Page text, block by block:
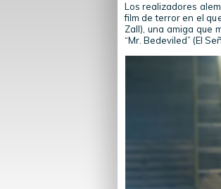
Los realizadores
film de terror en el
Zall), una amiga que
“Mr. Bedeviled” (El